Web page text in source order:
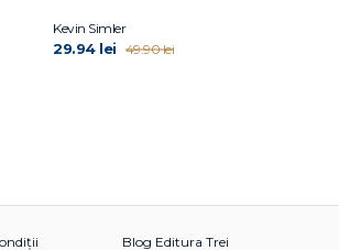
Kevin Simler
29.94 lei 49.90 lei
Blog Editura Trei